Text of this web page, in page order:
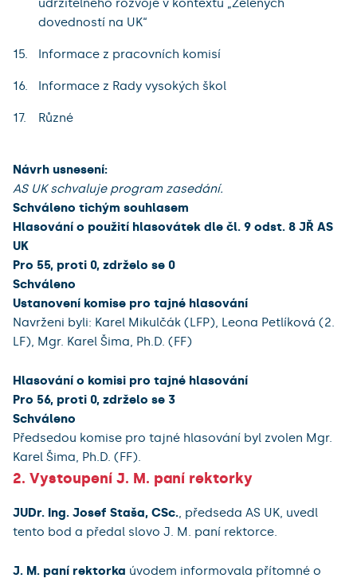
udržitelného rozvoje v kontextu „Zelených
dovedností na UK“
Informace z pracovních komisí
Informace z Rady vysokých škol
Různé
Návrh usnesení:
AS UK schvaluje program zasedání.
Schváleno tichým souhlasem
Hlasování o použití hlasovátek dle čl. 9 odst. 8 JŘ AS
UK
Pro 55, proti 0, zdrželo se 0
Schváleno
Ustanovení komise pro tajné hlasování
Navrženi byli: Karel Mikulčák (LFP), Leona Petlíková (2.
LF), Mgr. Karel Šima, Ph.D. (FF)
Hlasování o komisi pro tajné hlasování
Pro 56, proti 0, zdrželo se 3
Schváleno
Předsedou komise pro tajné hlasování byl zvolen Mgr.
Karel Šima, Ph.D. (FF).
2. Vystoupení J. M. paní rektorky
JUDr. Ing. Josef Staša, CSc., předseda AS UK, uvedl
tento bod a předal slovo J. M. paní rektorce.
J. M. paní rektorka úvodem informovala přítomné o